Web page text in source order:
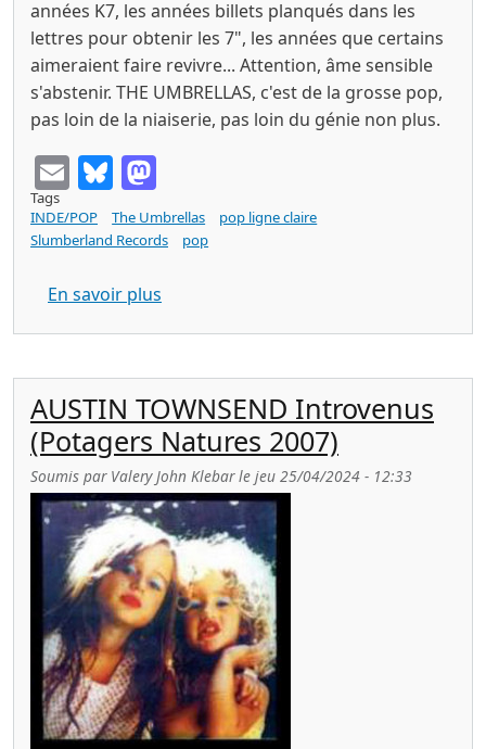
années K7, les années billets planqués dans les
lettres pour obtenir les 7", les années que certains
aimeraient faire revivre... Attention, âme sensible
s'abstenir. THE UMBRELLAS, c'est de la grosse pop,
pas loin de la niaiserie, pas loin du génie non plus.
EmailBluesky
Tags
INDE/POP
The Umbrellas
pop ligne claire
Slumberland Records
pop
En savoir plus
AUSTIN TOWNSEND Introvenus
(Potagers Natures 2007)
Soumis par Valery John Klebarle jeu 25/04/2024 - 12:33